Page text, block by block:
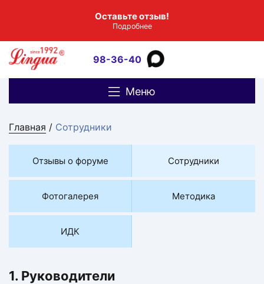
Оставьте отзыв!
Подробнее
98-36-40
Меню
Главная / Сотрудники
Отзывы о форуме Сотрудники
Фотогалерея Методика
ИДК
1. Руководители